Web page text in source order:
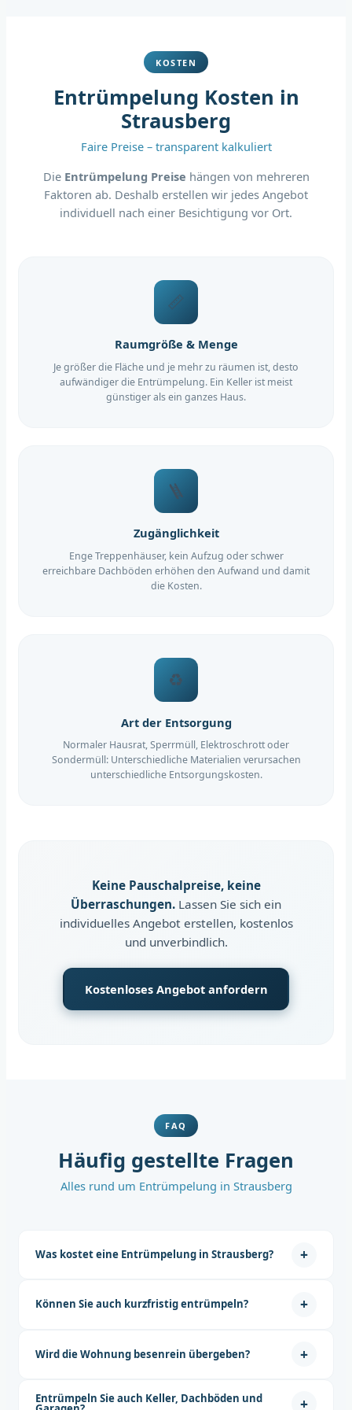
KOSTEN
Entrümpelung Kosten in
Strausberg
Faire Preise – transparent kalkuliert
Die Entrümpelung Preise hängen von mehreren
Faktoren ab. Deshalb erstellen wir jedes Angebot
individuell nach einer Besichtigung vor Ort.
📏
Raumgröße & Menge
Je größer die Fläche und je mehr zu räumen ist, desto
aufwändiger die Entrümpelung. Ein Keller ist meist
günstiger als ein ganzes Haus.
🪜
Zugänglichkeit
Enge Treppenhäuser, kein Aufzug oder schwer
erreichbare Dachböden erhöhen den Aufwand und damit
die Kosten.
♻️
Art der Entsorgung
Normaler Hausrat, Sperrmüll, Elektroschrott oder
Sondermüll: Unterschiedliche Materialien verursachen
unterschiedliche Entsorgungskosten.
Keine Pauschalpreise, keine
Überraschungen. Lassen Sie sich ein
individuelles Angebot erstellen, kostenlos
und unverbindlich.
Kostenloses Angebot anfordern
FAQ
Häufig gestellte Fragen
Alles rund um Entrümpelung in Strausberg
Was kostet eine Entrümpelung in Strausberg? +
Menge, Zugänglichkeit und Entsorgungsart ab. Nach einer
Können Sie auch kurzfristig entrümpeln? +
Je nach Auslastung können wir oft innerhalb weniger Tage
finden eine Lösung.
Wird die Wohnung besenrein übergeben? +
standardmäßig inklusive. Die Räume sind nach der
Entrümpeln Sie auch Keller, Dachböden und +